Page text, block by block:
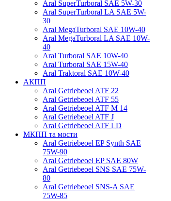
Aral SuperTurboral SAE 5W-30
Aral SuperTurboral LA SAE 5W-
30
Aral MegaTurboral SAE 10W-40
Aral MegaTurboral LA SAE 10W-
40
Aral Turboral SAE 10W-40
Aral Turboral SAE 15W-40
Aral Traktoral SAE 10W-40
АКПП
Aral Getriebeoel ATF 22
Aral Getriebeoel ATF 55
Aral Getriebeoel ATF М 14
Aral Getriebeoel ATF J
Aral Getriebeoel ATF LD
МКПП та мости
Aral Getriebeoel EP Synth SAE
75W-90
Aral Getriebeoel EP SAE 80W
Aral Getriebeoel SNS SAE 75W-
80
Aral Getriebeoel SNS-A SAE
75W-85